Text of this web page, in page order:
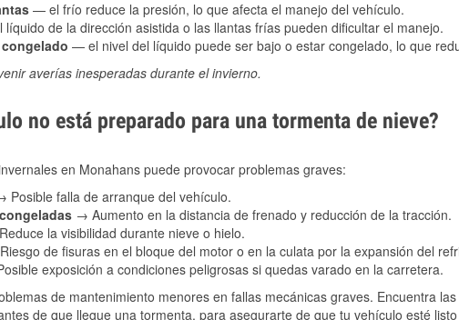
— el frío reduce la presión, lo que afecta el manejo del vehículo.
de la dirección asistida o las llantas frías pueden dificultar el manejo.
— el nivel del líquido puede ser bajo o estar congelado, lo que
averías inesperadas durante el invierno.
no está preparado para una tormenta de nieve?
en Monahans puede provocar problemas graves:
Posible falla de arranque del vehículo.
→ Aumento en la distancia de frenado y reducción de la tracción.
la visibilidad durante nieve o hielo.
de fisuras en el bloque del motor o en la culata por la expansión del
exposición a condiciones peligrosas si quedas varado en la carretera.
de mantenimiento menores en fallas mecánicas graves. Encuentra
de que llegue una tormenta, para asegurarte de que tu vehículo esté